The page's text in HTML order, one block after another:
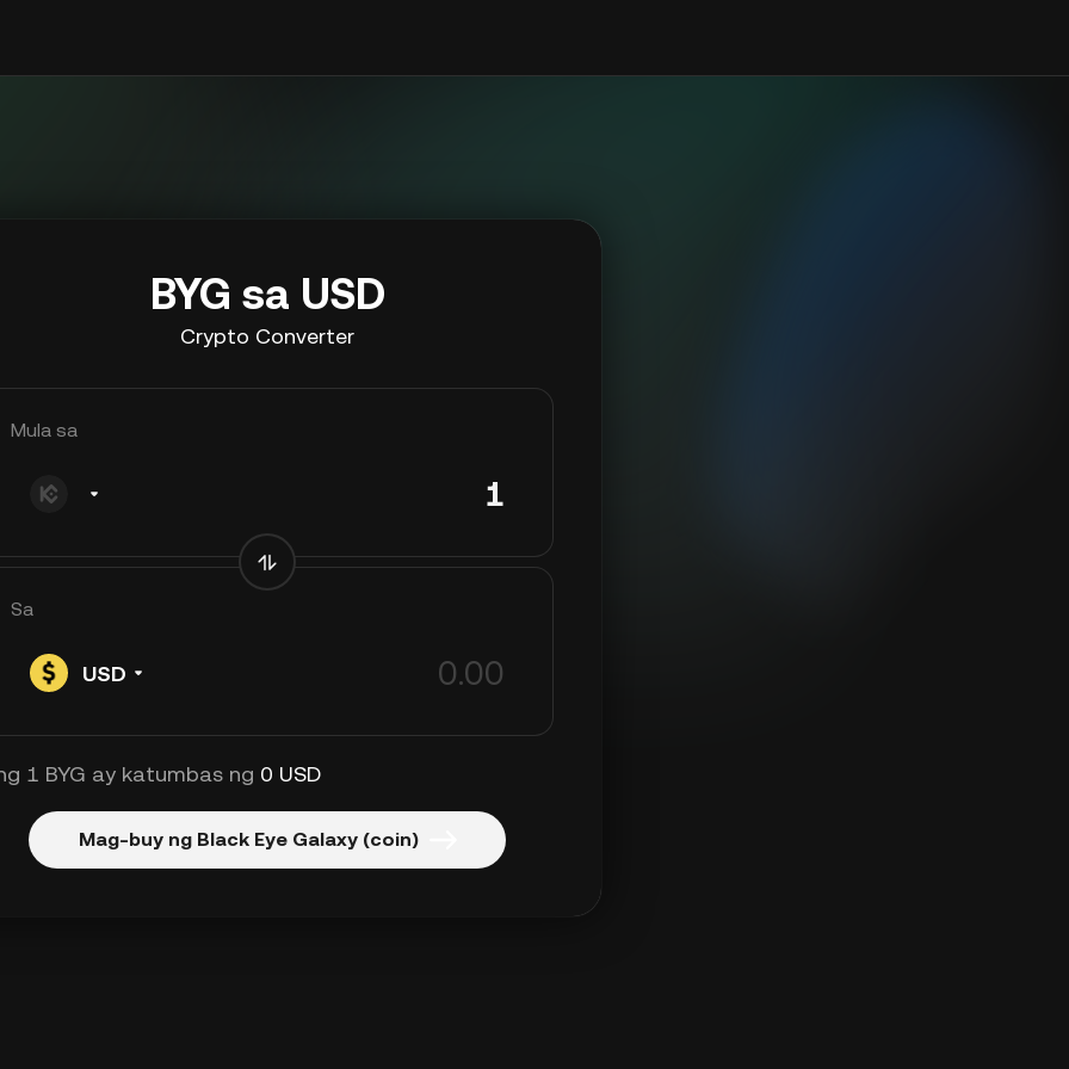
BYG sa USD
Crypto Converter
Mula sa
Sa
USD
1 BYG ay katumbas ng 0 USD
Mag-buy ng Black Eye Galaxy (coin)